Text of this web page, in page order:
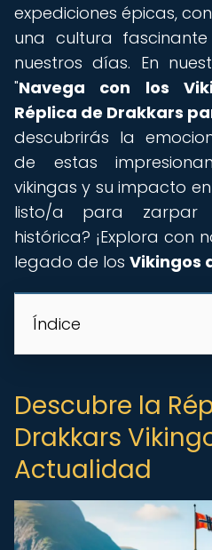
expediciones épicas,
una cultura
nuestros días. En
"Navega con los
Réplica de Drakkars
descubrirás la
de estas
vikingas y su impacto
listo/a para zarpar
histórica? ¡Explora con
legado de los Vikingos
Índice
Descubre la
Drakkars
Actualidad